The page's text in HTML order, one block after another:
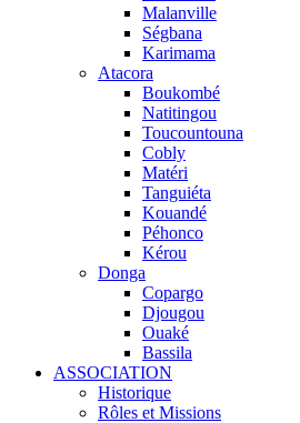
Malanville
Ségbana
Karimama
Atacora
Boukombé
Natitingou
Toucountouna
Cobly
Matéri
Tanguiéta
Kouandé
Péhonco
Kérou
Donga
Copargo
Djougou
Ouaké
Bassila
ASSOCIATION
Historique
Rôles et Missions